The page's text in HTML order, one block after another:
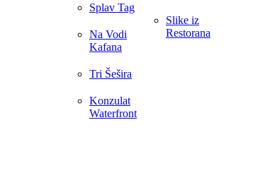
Splav Tag
Na Vodi
Kafana
Tri Šešira
Konzulat
Waterfront
Slike iz
Restorana